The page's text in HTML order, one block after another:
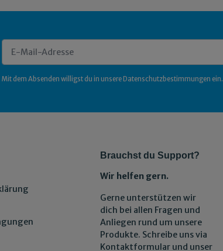
Mit dem Absenden willigst du in unsereDatenschutzbestimmungen ein.
Brauchst du Support?
Wir helfen gern.
Gerne unterstützen wir
dich bei allen Fragen und
Anliegen rund um unsere
Produkte. Schreibe uns via
Kontaktformular und unser